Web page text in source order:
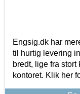
Engsig.dk har
til hurtig levering
bredt, lige fra
kontoret. Klik her